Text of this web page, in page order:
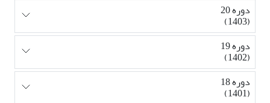
دوره 20
(1403)
دوره 19
(1402)
دوره 18
(1401)